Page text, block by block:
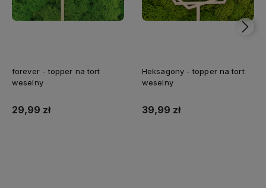
forever - topper na tort
weselny
29,99 zł
Heksagony - topper na tort
weselny
39,99 zł